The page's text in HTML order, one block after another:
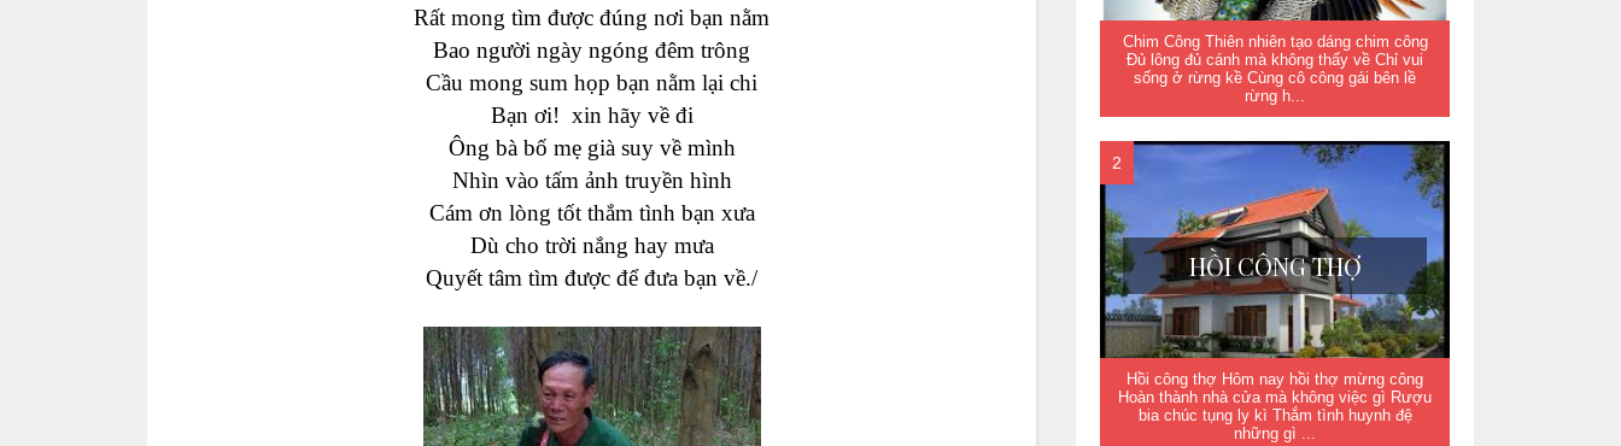
Rất mong tìm được đúng nơi bạn nằm
Bao người ngày ngóng đêm trông
Cầu mong sum họp bạn nằm lại chi
Bạn ơi! xin hãy về đi
Ông bà bố mẹ già suy về mình
Nhìn vào tấm ảnh truyền hình
Cám ơn lòng tốt thắm tình bạn xưa
Dù cho trời nắng hay mưa
Quyết tâm tìm được để đưa bạn về./
Chim Công Thiên nhiên tạo dáng chim công
Đủ lông đủ cánh mà không thấy về Chỉ vui
sống ở rừng kề Cùng cô công gái bên lề
rừng h...
HỒI CÔNG THỢ
Hồi công thợ Hôm nay hồi thợ mừng công
Hoàn thành nhà cửa mà không việc gì Rượu
bia chúc tụng ly kì Thắm tình huynh đệ
những gì ...